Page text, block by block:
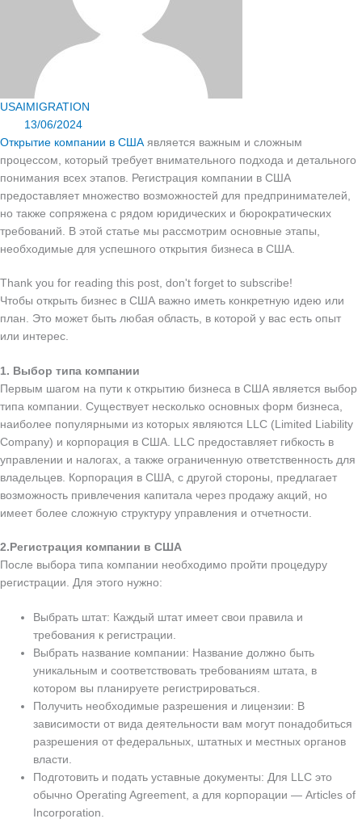
USAIMIGRATION
13/06/2024
Открытие компании в США является важным и сложным
процессом, который требует внимательного подхода и детального
понимания всех этапов. Регистрация компании в США
предоставляет множество возможностей для предпринимателей,
но также сопряжена с рядом юридических и бюрократических
требований. В этой статье мы рассмотрим основные этапы,
необходимые для успешного открытия бизнеса в США.
Thank you for reading this post, don't forget to subscribe!
Чтобы открыть бизнес в США важно иметь конкретную идею или
план. Это может быть любая область, в которой у вас есть опыт
или интерес.
1. Выбор типа компании
Первым шагом на пути к открытию бизнеса в США является выбор
типа компании. Существует несколько основных форм бизнеса,
наиболее популярными из которых являются LLC (Limited Liability
Company) и корпорация в США. LLC предоставляет гибкость в
управлении и налогах, а также ограниченную ответственность для
владельцев. Корпорация в США, с другой стороны, предлагает
возможность привлечения капитала через продажу акций, но
имеет более сложную структуру управления и отчетности.
2.Регистрация компании в США
После выбора типа компании необходимо пройти процедуру
регистрации. Для этого нужно:
Выбрать штат: Каждый штат имеет свои правила и
требования к регистрации.
Выбрать название компании: Название должно быть
уникальным и соответствовать требованиям штата, в
котором вы планируете регистрироваться.
Получить необходимые разрешения и лицензии: В
зависимости от вида деятельности вам могут понадобиться
разрешения от федеральных, штатных и местных органов
власти.
Подготовить и подать уставные документы: Для LLC это
обычно Operating Agreement, а для корпорации — Articles of
Incorporation.